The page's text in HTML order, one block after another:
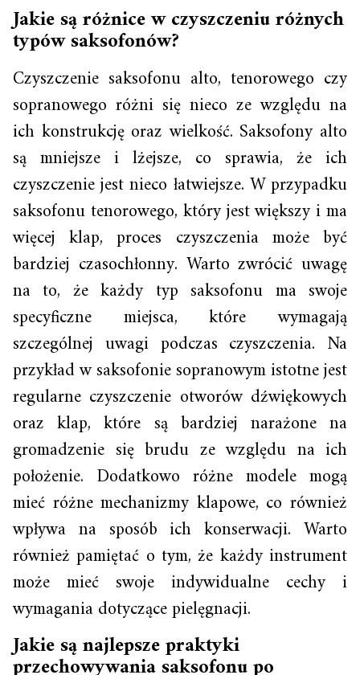
Jakie są różnice w czyszczeniu różnych
typów saksofonów?
Czyszczenie saksofonu alto, tenorowego czy
sopranowego różni się nieco ze względu na
ich konstrukcję oraz wielkość. Saksofony alto
są mniejsze i lżejsze, co sprawia, że ich
czyszczenie jest nieco łatwiejsze. W przypadku
saksofonu tenorowego, który jest większy i ma
więcej klap, proces czyszczenia może być
bardziej czasochłonny. Warto zwrócić uwagę
na to, że każdy typ saksofonu ma swoje
specyficzne miejsca, które wymagają
szczególnej uwagi podczas czyszczenia. Na
przykład w saksofonie sopranowym istotne jest
regularne czyszczenie otworów dźwiękowych
oraz klap, które są bardziej narażone na
gromadzenie się brudu ze względu na ich
położenie. Dodatkowo różne modele mogą
mieć różne mechanizmy klapowe, co również
wpływa na sposób ich konserwacji. Warto
również pamiętać o tym, że każdy instrument
może mieć swoje indywidualne cechy i
wymagania dotyczące pielęgnacji.
Jakie są najlepsze praktyki
przechowywania saksofonu po